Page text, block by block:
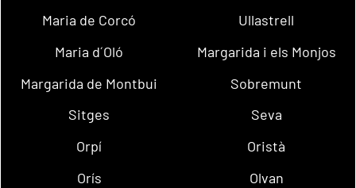
Maria de Corcó
Ullastrell
Maria d´Oló
Margarida i els Monjos
Margarida de Montbui
Sobremunt
Sitges
Seva
Orpí
Oristà
Orís
Olvan